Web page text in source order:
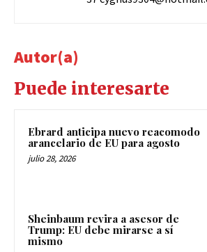
Autor(a)
Puede interesarte
Ebrard anticipa nuevo reacomodo
arancelario de EU para agosto
Sheinbaum revira a asesor de
Trump: EU debe mirarse a sí
mismo